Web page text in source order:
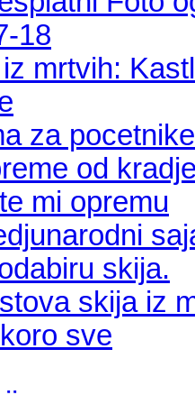
18
mrtvih:
za pocetnike
od
mi opremu
skija.
skija iz
sve